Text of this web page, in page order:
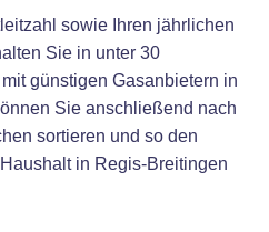
sowie Ihren jährlichen
Sie in unter 30
günstigen Gasanbietern in
Sie anschließend nach
sortieren und so den
in Regis-Breitingen